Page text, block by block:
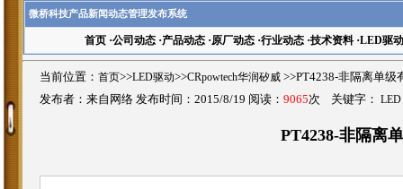
微桥科技产品新闻动态管理发布系统
首页·公司动态·产品动态·原厂动态·行业动态·技术资料·LED驱动
当前位置： 首页>>LED驱动>>CRpowtech华润矽威 >>PT4238-非隔离单
发布者：来自网络 发布时间：2015/8/19 阅读： 9065次 关键字： LED
PT4238-非隔离